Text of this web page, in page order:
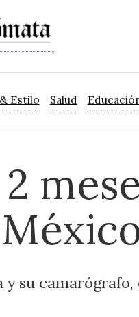
Estilo Salud
su